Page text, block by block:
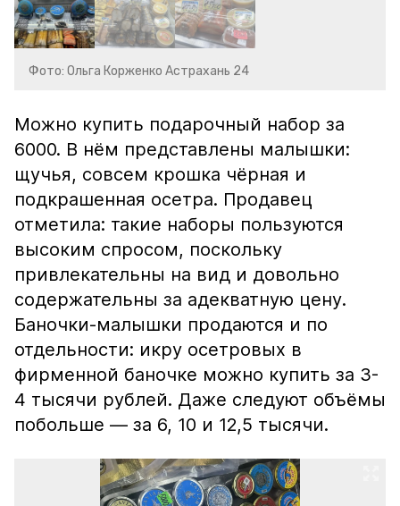
Фото: Ольга Корженко Астрахань 24
Можно купить подарочный набор за
6000. В нём представлены малышки:
щучья, совсем крошка чёрная и
подкрашенная осетра. Продавец
отметила: такие наборы пользуются
высоким спросом, поскольку
привлекательны на вид и довольно
содержательны за адекватную цену.
Баночки-малышки продаются и по
отдельности: икру осетровых в
фирменной баночке можно купить за 3-
4 тысячи рублей. Даже следуют объёмы
побольше — за 6, 10 и 12,5 тысячи.